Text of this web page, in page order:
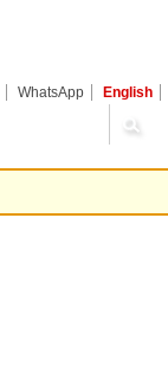
WhatsApp English